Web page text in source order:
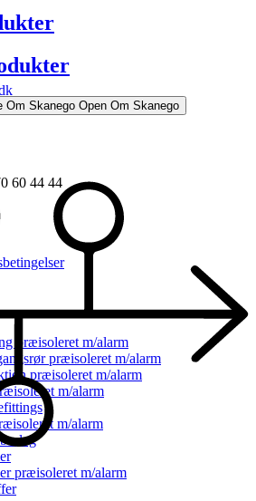
Om Skanego Open Om Skanego
60 44 44
præisoleret m/alarm
præisoleret m/alarm
præisoleret m/alarm
m/alarm
m/alarm
præisoleret m/alarm